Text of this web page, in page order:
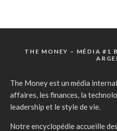
THE MONEY – MÉDIA #1
The Money est un média
affaires, les finances, la
leadership et le style de vie.
Notre encyclopédie accueille